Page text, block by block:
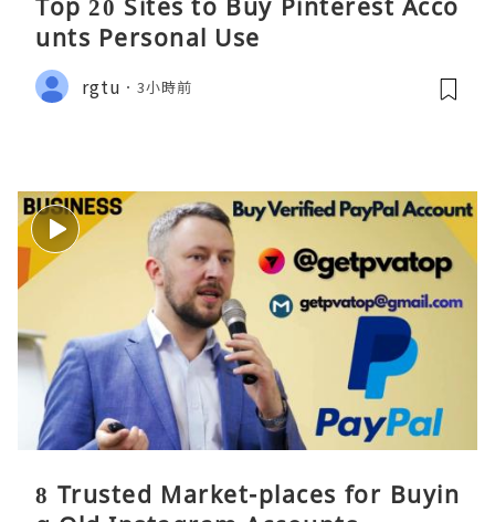
Top 20 Sites to Buy Pinterest Acco
unts Personal Use
rgtu 3小時前
8 Trusted Market-places for Buyin